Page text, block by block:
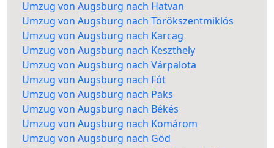
Umzug von Augsburg nach Hatvan
Umzug von Augsburg nach Törökszentmiklós
Umzug von Augsburg nach Karcag
Umzug von Augsburg nach Keszthely
Umzug von Augsburg nach Várpalota
Umzug von Augsburg nach Fót
Umzug von Augsburg nach Paks
Umzug von Augsburg nach Békés
Umzug von Augsburg nach Komárom
Umzug von Augsburg nach Göd